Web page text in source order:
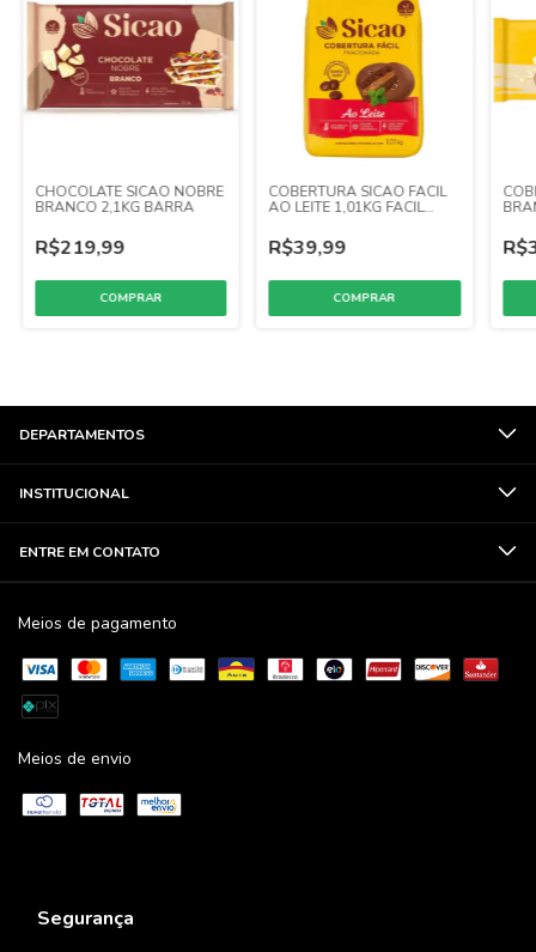
CHOCOLATE SICAO NOBRE
BRANCO 2,1KG BARRA
R$219,99
COBERTURA SICAO FACIL
AO LEITE 1,01KG FACIL
R$39,99
DEPARTAMENTOS
INSTITUCIONAL
ENTRE EM CONTATO
Meios de pagamento
Meios de envio
Segurança